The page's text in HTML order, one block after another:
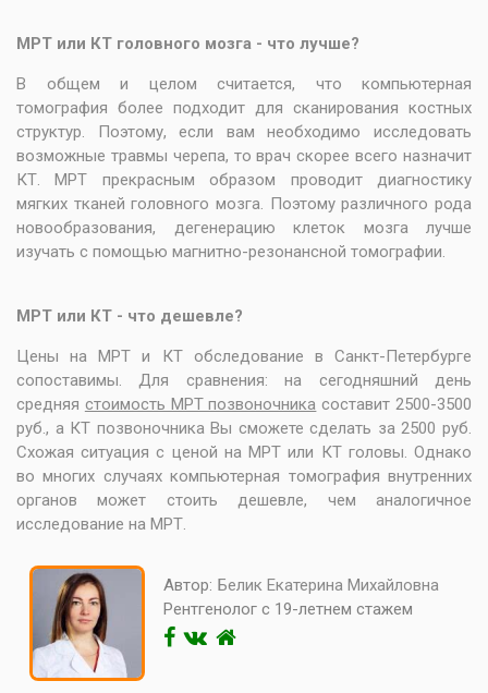
МРТ или КТ головного мозга - что лучше?
В общем и целом считается, что компьютерная
томография более подходит для сканирования костных
структур. Поэтому, если вам необходимо исследовать
возможные травмы черепа, то врач скорее всего назначит
КТ. МРТ прекрасным образом проводит диагностику
мягких тканей головного мозга. Поэтому различного рода
новообразования, дегенерацию клеток мозга лучше
изучать с помощью магнитно-резонансной томографии.
МРТ или КТ - что дешевле?
Цены на МРТ и КТ обследование в Санкт-Петербурге
сопоставимы. Для сравнения: на сегодняшний день
средняя стоимость МРТ позвоночника составит 2500-3500
руб., а КТ позвоночника Вы сможете сделать за 2500 руб.
Схожая ситуация с ценой на МРТ или КТ головы. Однако
во многих случаях компьютерная томография внутренних
органов может стоить дешевле, чем аналогичное
исследование на МРТ.
Автор: Белик Екатерина Михайловна
Рентгенолог с 19-летнем стажем